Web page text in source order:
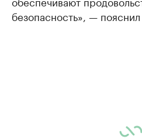
безопасность», —